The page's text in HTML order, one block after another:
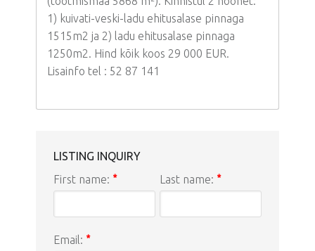
1) kuivati-veski-ladu ehitusalase pinnaga
1515m2 ja 2) ladu ehitusalase pinnaga
1250m2. Hind kõik koos 29 000 EUR.
Lisainfo tel : 52 87 141
LISTING INQUIRY
First name: * Last name: *
Email: *